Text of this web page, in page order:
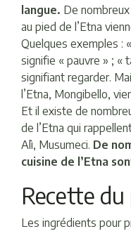
langue. De
au pied de l’Etna
Quelques exemples :
signifie « pauvre » ; «
signifiant regarder.
l’Etna, Mongibello,
Et il existe de
de l’Etna qui
Alì, Musumeci. De
cuisine de l’Etna
Recette
Les ingrédients pour